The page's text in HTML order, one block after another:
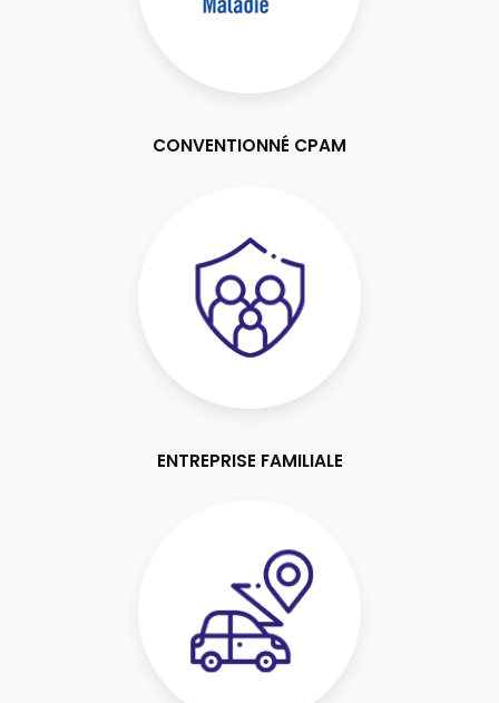
CONVENTIONNÉ CPAM
ENTREPRISE FAMILIALE